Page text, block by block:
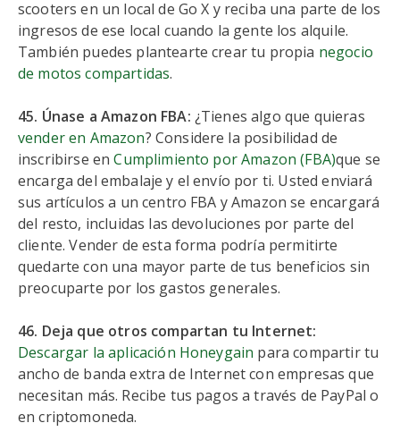
scooters en un local de Go X y reciba una parte de los
ingresos de ese local cuando la gente los alquile.
También puedes plantearte crear tu propia negocio
de motos compartidas.
45. Únase a Amazon FBA: ¿Tienes algo que quieras
vender en Amazon? Considere la posibilidad de
inscribirse enCumplimiento por Amazon (FBA)que se
encarga del embalaje y el envío por ti. Usted enviará
sus artículos a un centro FBA y Amazon se encargará
del resto, incluidas las devoluciones por parte del
cliente. Vender de esta forma podría permitirte
quedarte con una mayor parte de tus beneficios sin
preocuparte por los gastos generales.
46. Deja que otros compartan tu Internet:
Descargar la aplicación Honeygain para compartir tu
ancho de banda extra de Internet con empresas que
necesitan más. Recibe tus pagos a través de PayPal o
en criptomoneda.